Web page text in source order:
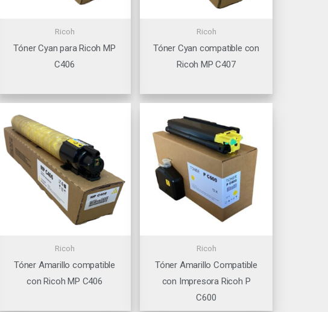
Ricoh
Tóner Cyan para Ricoh MP
C406
Ricoh
Tóner Cyan compatible con
Ricoh MP C407
Ricoh
Tóner Amarillo compatible
con Ricoh MP C406
Ricoh
Tóner Amarillo Compatible
con Impresora Ricoh P
C600